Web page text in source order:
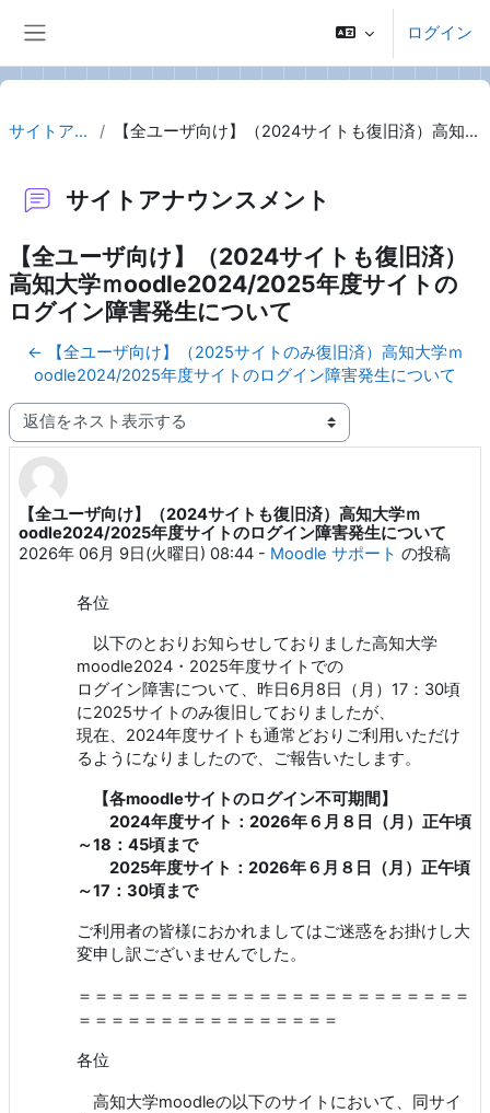
ログイン
サイトアナウンスメント 【全ユーザ向け】（2024サイトも復旧済）高知大学ｍoodle2024/2025年度サイトのログイン障害発生について
サイトアナウンスメント
【全ユーザ向け】（2024サイトも復旧済）
高知大学ｍoodle2024/2025年度サイトの
ログイン障害発生について
← 【全ユーザ向け】（2025サイトのみ復旧済）高知大学ｍ
oodle2024/2025年度サイトのログイン障害発生について
表示モード
【全ユーザ向け】（2024サイトも復旧済）高知大学ｍ
oodle2024/2025年度サイトのログイン障害発生について
2026年 06月 9日(火曜日) 08:44 - Moodle サポート の投稿
返信数: 0
各位
以下のとおりお知らせしておりました高知大学
moodle2024・2025年度サイトでの
ログイン障害について、昨日6月8日（月）17：30頃
に2025サイトのみ復旧しておりましたが、
現在、2024年度サイトも通常どおりご利用いただけ
るようになりましたので、ご報告いたします。
【各moodleサイトのログイン不可期間】
2024年度サイト：2026年６月８日（月）正午頃
～18：45頃まで
2025年度サイト：2026年６月８日（月）正午頃
～17：30頃まで
ご利用者の皆様におかれましてはご迷惑をお掛けし大
変申し訳ございませんでした。
＝＝＝＝＝＝＝＝＝＝＝＝＝＝＝＝＝＝＝＝＝＝＝＝
＝＝＝＝＝＝＝＝＝＝＝＝＝＝＝＝
各位
高知大学moodleの以下のサイトにおいて、同サイ